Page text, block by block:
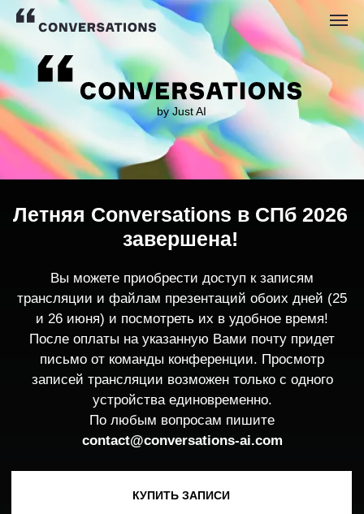
by Just AI
трансляции и файлам презентаций обоих дней (25
После оплаты на указанную Вами почту придет
записей трансляции возможен только с одного
устройства единовременно.
По любым вопросам пишите
contact@conversations-ai.co m
Летняя Conversations в СПб 2026
завершена!
Ждем вас 2 декабря на
Conversations 2026 в Москве